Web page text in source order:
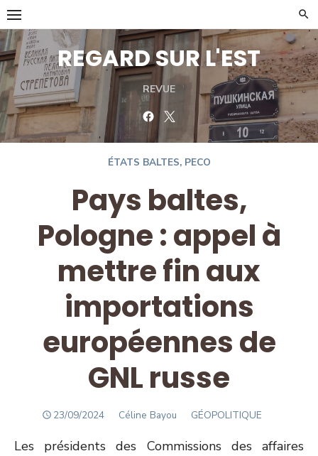
Skip
to
content
REGARD SUR L'EST
REVUE
FacebookTwitter
ÉTATS BALTES, PECO
Pays baltes,
Pologne : appel à
mettre fin aux
importations
européennes de
GNL russe
POSTED
23/09/2024 Author
Céline Bayou GÉOPOLITIQUE
Les présidents des Commissions des affaires